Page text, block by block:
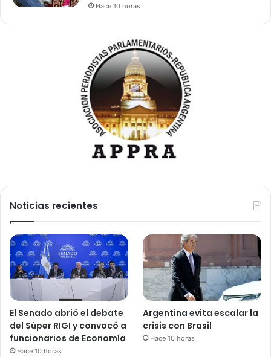
Hace 10 horas
Noticias recientes
El Senado abrió el debate
del Súper RIGI y convocó a
funcionarios de Economía
Hace 10 horas
Argentina evita escalar la
crisis con Brasil
Hace 10 horas